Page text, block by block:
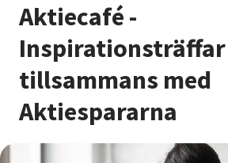
Sök kurser och evenemang
Om SV
Aktiecafé -
Inspirationsträffar
tillsammans med
Aktiespararna